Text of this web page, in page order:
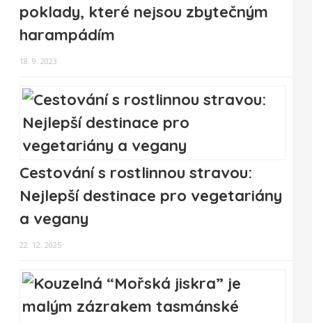
poklady, které nejsou zbytečným
harampádím
18. 9. 2023
Cestování s rostlinnou stravou:
Nejlepší destinace pro vegetariány
a vegany
22. 12. 2025